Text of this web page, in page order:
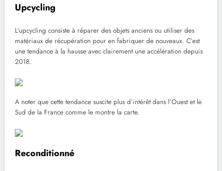
Upcycling
L’upcycling consiste à réparer des objets anciens ou utiliser des
matériaux de récupération pour en fabriquer de nouveaux. C’est
une tendance à la hausse avec clairement une accélération depuis
2018.
A noter que cette tendance suscite plus d’intérêt dans l’Ouest et le
Sud de la France comme le montre la carte.
Reconditionné